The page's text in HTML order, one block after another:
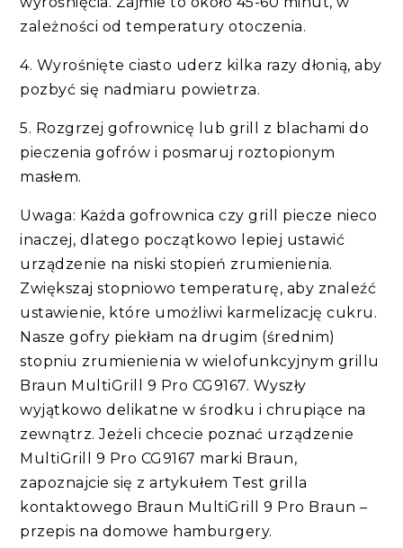
zależności od temperatury otoczenia.
4. Wyrośnięte ciasto uderz kilka razy dłonią, aby
pozbyć się nadmiaru powietrza.
5. Rozgrzej gofrownicę lub grill z blachami do
pieczenia gofrów i posmaruj roztopionym
masłem.
Uwaga: Każda gofrownica czy grill piecze nieco
inaczej, dlatego początkowo lepiej ustawić
urządzenie na niski stopień zrumienienia.
Zwiększaj stopniowo temperaturę, aby znaleźć
ustawienie, które umożliwi karmelizację cukru.
Nasze gofry piekłam na drugim (średnim)
stopniu zrumienienia w wielofunkcyjnym grillu
Braun MultiGrill 9 Pro CG9167. Wyszły
wyjątkowo delikatne w środku i chrupiące na
zewnątrz. Jeżeli chcecie poznać urządzenie
MultiGrill 9 Pro CG9167 marki Braun,
zapoznajcie się z artykułem Test grilla
kontaktowego Braun MultiGrill 9 Pro Braun –
przepis na domowe hamburgery.